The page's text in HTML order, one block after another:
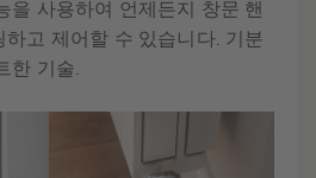
을 사용하여 언제든지 창문 핸
고 제어할 수 있습니다. 기분
한 기술.